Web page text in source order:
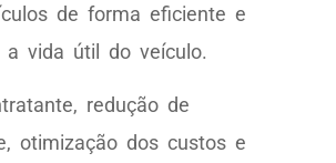
de forma eficiente e
a vida útil do veículo.
redução de
otimização dos custos e